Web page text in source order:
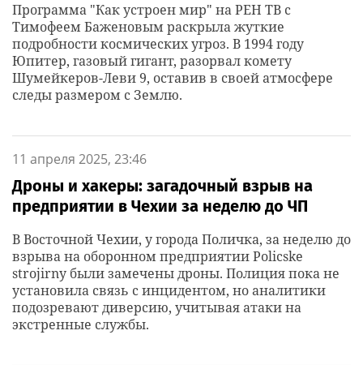
Программа "Как устроен мир" на РЕН ТВ с
Тимофеем Баженовым раскрыла жуткие
подробности космических угроз. В 1994 году
Юпитер, газовый гигант, разорвал комету
Шумейкеров-Леви 9, оставив в своей атмосфере
следы размером с Землю.
11 апреля 2025, 23:46
Дроны и хакеры: загадочный взрыв на
предприятии в Чехии за неделю до ЧП
В Восточной Чехии, у города Поличка, за неделю до
взрыва на оборонном предприятии Policske
strojirny были замечены дроны. Полиция пока не
установила связь с инцидентом, но аналитики
подозревают диверсию, учитывая атаки на
экстренные службы.